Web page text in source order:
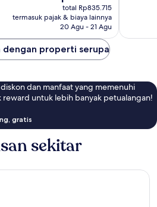
sekarang
Rp752.826
total Rp835.715
termasuk pajak & biaya lainnya
20 Agu - 21 Agu
dengan properti serupa
dan manfaat yang memenuhi
reward untuk lebih banyak petualangan!
gratis
sekitar